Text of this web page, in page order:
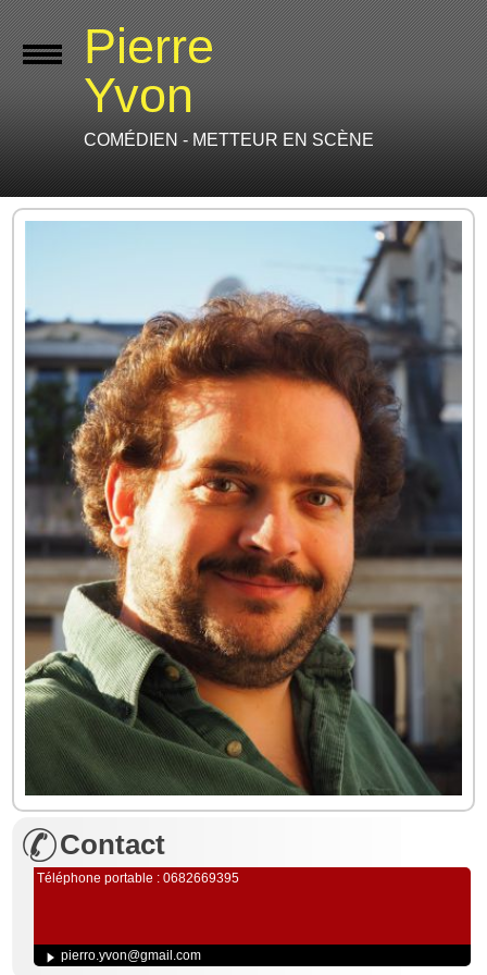
Pierre
Yvon
COMÉDIEN - METTEUR EN SCÈNE
Contact
Téléphone portable : 0682669395
pierro.yvon@gmail.com